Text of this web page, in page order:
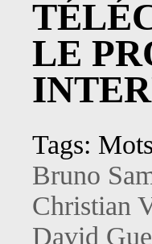
LE
Tags:
Bruno
Christian
David